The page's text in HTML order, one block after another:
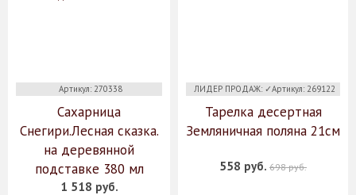
Артикул: 270338
Сахарница
Снегири.Лесная сказка.
на деревянной
подставке 380 мл
1 518 руб.
ЛИДЕР ПРОДАЖ: ✓Артикул: 269122
Тарелка десертная
Земляничная поляна 21см
558 руб. 698 руб.